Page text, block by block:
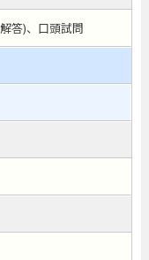
答)、口頭試問